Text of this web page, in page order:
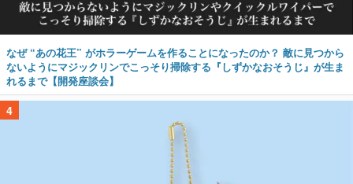
なぜ “あの花王” がホラーゲームを作ることになったのか？ 敵に見つから
ないようにマジックリンでこっそり掃除する『しずかなおそうじ』が生ま
れるまで【開発座談会】
4